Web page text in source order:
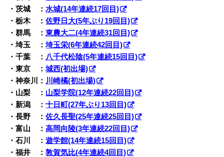
・茨城 ：水城(14年連続17回目)
・栃木 ：佐野日大(5年ぶり19回目)
・群馬 ：東農大二(4年連続31回目)
・埼玉 ：埼玉栄(6年連続42回目)
・千葉 ： 八千代松陰(5年連続15回目)
・東京 ：城西(初出場)
・神奈川： 川崎橘(初出場)
・山梨 ： 山梨学院(12年連続22回目)
・新潟 ：十日町(27年ぶり13回目)
・長野 ：佐久長聖(25年連続25回目)
・富山 ：高岡向陵(3年連続22回目)
・石川 ：遊学館(14年連続15回目)
・福井 ：敦賀気比(4年連続4回目)